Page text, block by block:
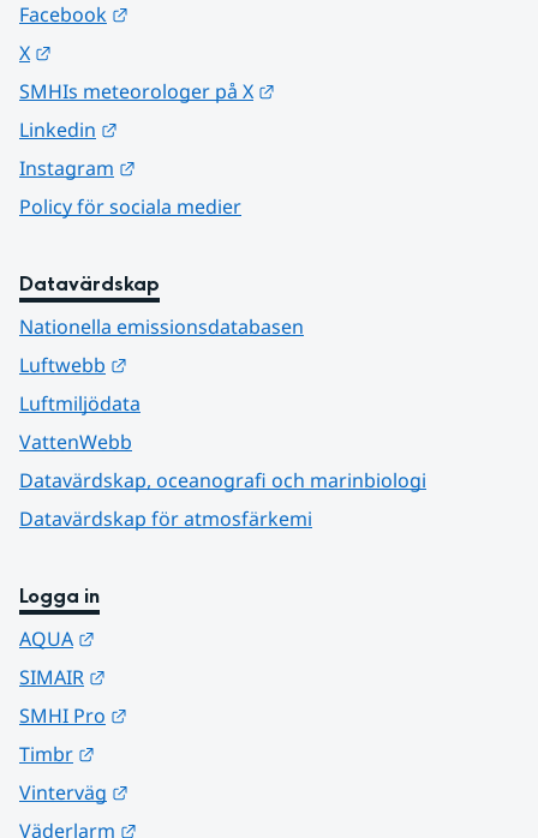
Facebook
X
SMHIs meteorologer på X
Linkedin
Instagram
Policy för sociala medier
Datavärdskap
Nationella emissionsdatabasen
Luftwebb
Luftmiljödata
VattenWebb
Datavärdskap, oceanografi och marinbiologi
Datavärdskap för atmosfärkemi
Logga in
AQUA
SIMAIR
SMHI Pro
Timbr
Vinterväg
Väderlarm